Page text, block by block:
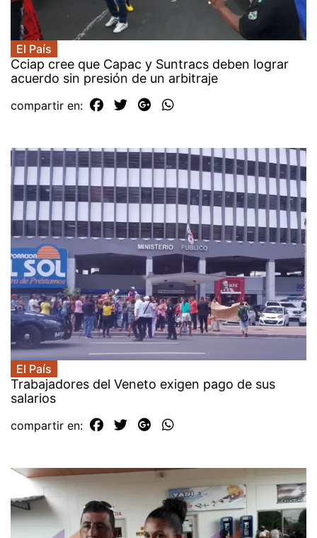
El País
Cciap cree que Capac y Suntracs deben lograr
acuerdo sin presión de un arbitraje
compartir en:
El País
Trabajadores del Veneto exigen pago de sus
salarios
compartir en: